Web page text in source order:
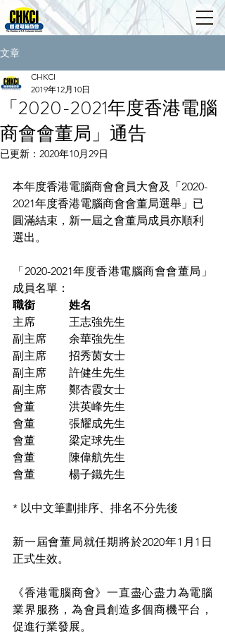
文章
「2020-2021年度香港電腦
商會會董局」通告
CHKCI
2019年12月10日
已更新： 2020年10月29日
本年度香港電腦商會會員大會及「2020-
2021年度香港電腦商會會董局選舉」已
圓滿結束，新一屆之會董局成員亦順利
選出。
「2020-2021年度香港電腦商會會董局」
成員名單：
職銜　　　姓名
主席　　　王志強先生
副主席　　余華強先生
副主席　　招秀茵女士
副主席　　許健生先生
副主席　　鄭杏霞女士
會董　　　洪英峰先生
會董　　　張耀成先生
會董　　　梁定球先生
會董　　　陳偉航先生
會董　　　楊子鐵先生
* 以中文筆劃排序、排名不分先後
新一屆會董局就任期將於2020年1月1日
正式生效。
《香港電腦商會》一直盡心盡力為電腦
業界服務，為會員創造多個商機平台，
促進行業發展。